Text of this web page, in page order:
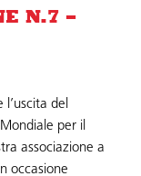
N.7 –
del
per il
associazione a
occasione